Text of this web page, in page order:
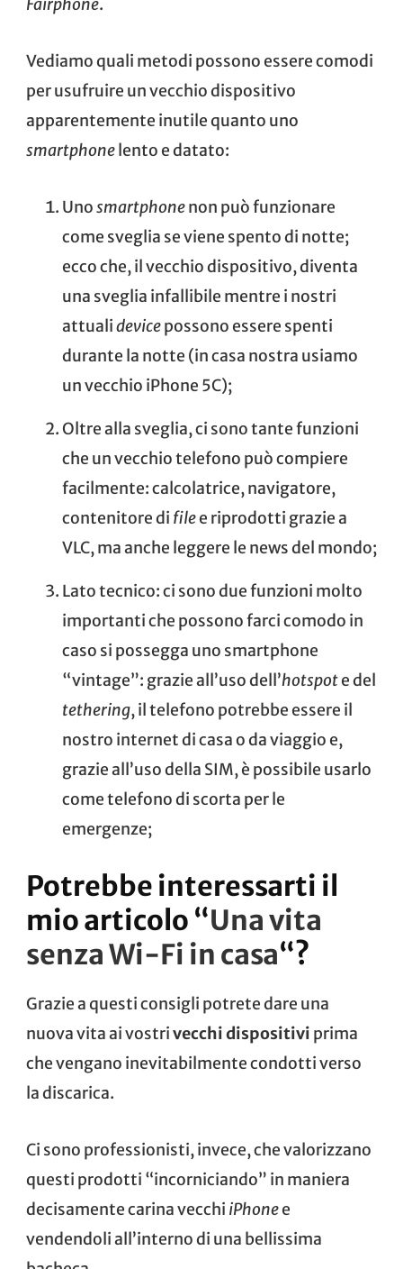
Fairphone.
Vediamo quali metodi possono essere comodi
per usufruire un vecchio dispositivo
apparentemente inutile quanto uno
smartphone lento e datato:
Unosmartphonenon può funzionare
come sveglia se viene spento di notte;
ecco che, il vecchio dispositivo, diventa
una sveglia infallibile mentre i nostri
attualidevicepossono essere spenti
durante la notte (in casa nostra usiamo
un vecchio iPhone 5C);
Oltre alla sveglia, ci sono tante funzioni
che un vecchio telefono può compiere
facilmente: calcolatrice, navigatore,
contenitore di filee riprodotti grazie a
VLC, ma anche leggere le news del mondo;
Lato tecnico: ci sono due funzioni molto
importanti che possono farci comodo in
caso si possegga uno smartphone
“vintage”: grazie all’uso dell’hotspote del
tethering, il telefono potrebbe essere il
nostro internet di casa o da viaggio e,
grazie all’uso della SIM, è possibile usarlo
come telefono di scorta per le
emergenze;
Potrebbe interessarti il
mio articolo “Una vita
senza Wi-Fi in casa“?
Grazie a questi consigli potrete dare una
nuova vita ai vostrivecchi dispositivi prima
che vengano inevitabilmente condotti verso
la discarica.
Ci sono professionisti, invece, che valorizzano
questi prodotti “incorniciando” in maniera
decisamente carina vecchi iPhonee
vendendoli all’interno di una bellissima